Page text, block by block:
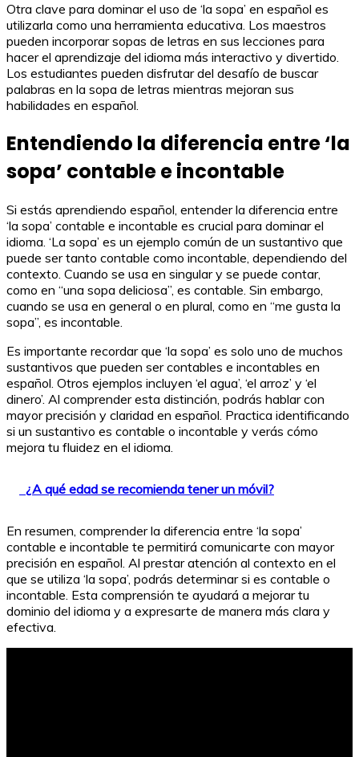
Otra clave para dominar el uso de ‘la sopa’ en español es
utilizarla como una herramienta educativa. Los maestros
pueden incorporar sopas de letras en sus lecciones para
hacer el aprendizaje del idioma más interactivo y divertido.
Los estudiantes pueden disfrutar del desafío de buscar
palabras en la sopa de letras mientras mejoran sus
habilidades en español.
Entendiendo la diferencia entre ‘la
sopa’ contable e incontable
Si estás aprendiendo español, entender la diferencia entre
‘la sopa’ contable e incontable es crucial para dominar el
idioma. ‘La sopa’ es un ejemplo común de un sustantivo que
puede ser tanto contable como incontable, dependiendo del
contexto. Cuando se usa en singular y se puede contar,
como en “una sopa deliciosa”, es contable. Sin embargo,
cuando se usa en general o en plural, como en “me gusta la
sopa”, es incontable.
Es importante recordar que ‘la sopa’ es solo uno de muchos
sustantivos que pueden ser contables e incontables en
español. Otros ejemplos incluyen ‘el agua’, ‘el arroz’ y ‘el
dinero’. Al comprender esta distinción, podrás hablar con
mayor precisión y claridad en español. Practica identificando
si un sustantivo es contable o incontable y verás cómo
mejora tu fluidez en el idioma.
¿A qué edad se recomienda tener un móvil?
En resumen, comprender la diferencia entre ‘la sopa’
contable e incontable te permitirá comunicarte con mayor
precisión en español. Al prestar atención al contexto en el
que se utiliza ‘la sopa’, podrás determinar si es contable o
incontable. Esta comprensión te ayudará a mejorar tu
dominio del idioma y a expresarte de manera más clara y
efectiva.